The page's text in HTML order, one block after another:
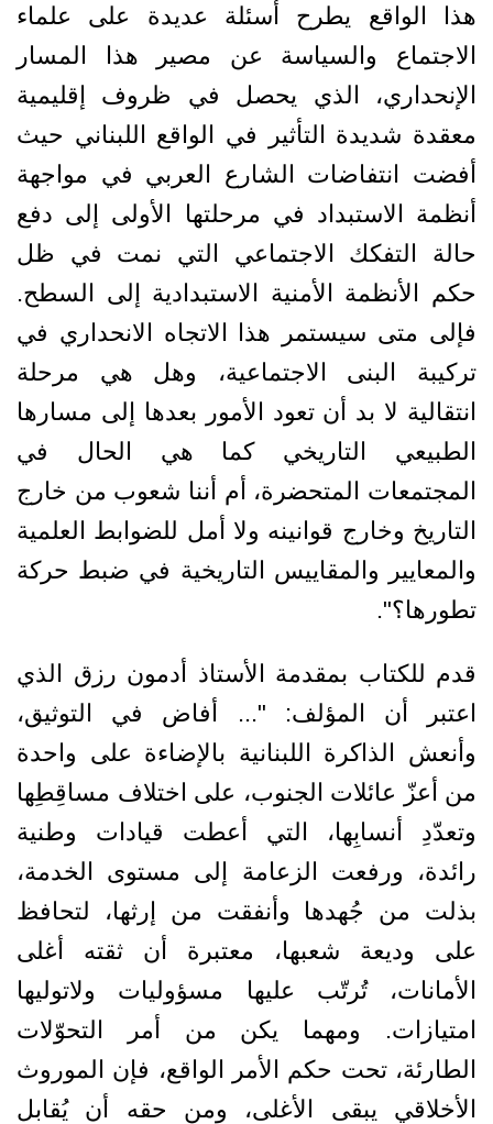
هذا الواقع يطرح أسئلة عديدة على علماء
الاجتماع والسياسة عن مصير هذا المسار
الإنحداري، الذي يحصل في ظروف إقليمية
معقدة شديدة التأثير في الواقع اللبناني حيث
أفضت انتفاضات الشارع العربي في مواجهة
أنظمة الاستبداد في مرحلتها الأولى إلى دفع
حالة التفكك الاجتماعي التي نمت في ظل
حكم الأنظمة الأمنية الاستبدادية إلى السطح.
فإلى متى سيستمر هذا الاتجاه الانحداري في
تركيبة البنى الاجتماعية، وهل هي مرحلة
انتقالية لا بد أن تعود الأمور بعدها إلى مسارها
الطبيعي التاريخي كما هي الحال في
المجتمعات المتحضرة، أم أننا شعوب من خارج
التاريخ وخارج قوانينه ولا أمل للضوابط العلمية
والمعايير والمقاييس التاريخية في ضبط حركة
تطورها؟".
قدم للكتاب بمقدمة الأستاذ أدمون رزق الذي
اعتبر أن المؤلف: "... أفاض في التوثيق،
وأنعش الذاكرة اللبنانية بالإضاءة على واحدة
من أعزّ عائلات الجنوب، على اختلاف مساقِطِها
وتعدّدِ أنسابِها، التي أعطت قيادات وطنية
رائدة، ورفعت الزعامة إلى مستوى الخدمة،
بذلت من جُهدها وأنفقت من إرثها، لتحافظ
على وديعة شعبها، معتبرة أن ثقته أغلى
الأمانات، تُرتّب عليها مسؤوليات ولاتوليها
امتيازات. ومهما يكن من أمر التحوّلات
الطارئة، تحت حكم الأمر الواقع، فإن الموروث
الأخلاقي يبقى الأغلى، ومن حقه أن يُقابل